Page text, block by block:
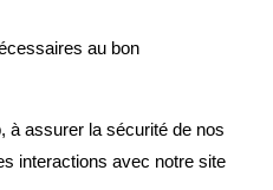
au bon
à assurer la sécurité de nos
interactions avec notre site